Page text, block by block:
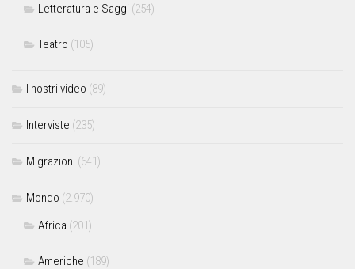
Letteratura e Saggi (254)
Teatro (105)
I nostri video (89)
Interviste (235)
Migrazioni (641)
Mondo (2.970)
Africa (201)
Americhe (189)